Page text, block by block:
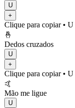
U
+
Clique para copiar• U
🤞
Dedos cruzados
U
+
Clique para copiar• U
🤙
Mão me ligue
U